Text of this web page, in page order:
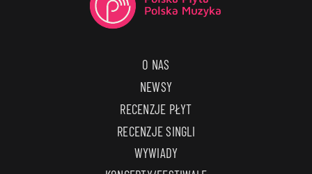
O NAS
NEWSY
RECENZJE PŁYT
RECENZJE SINGLI
WYWIADY